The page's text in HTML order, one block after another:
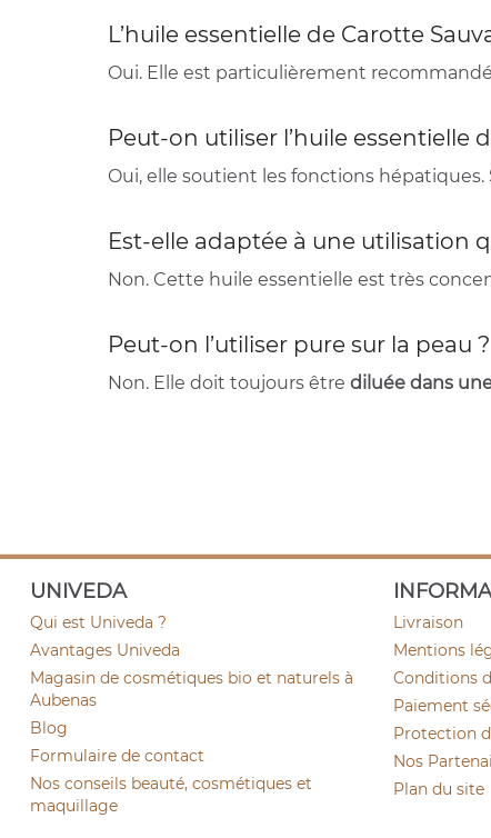
L’huile essentielle de Carotte
Oui. Elle est particulièrement
Peut-on utiliser l’huile essentielle
Oui, elle soutient les fonctions
Est-elle adaptée à une utilisation
Non. Cette huile essentielle est très
Peut-on l’utiliser pure sur la peau ?
Non. Elle doit toujours être diluée dans
UNIVEDA
Qui est Univeda ?
Avantages Univeda
Magasin de cosmétiques bio et naturels à
Aubenas
Blog
Formulaire de contact
Nos conseils beauté, cosmétiques et
maquillage
Livraison
Mentions
Conditions
Paiement
Protection
Nos
Plan du site